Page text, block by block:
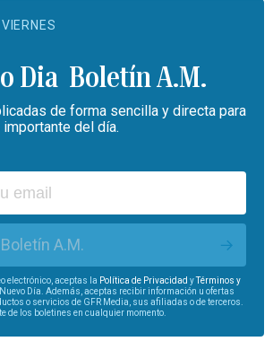
Boletín A.M.
de forma sencilla y directa para
del día.
A.M.
electrónico, aceptas la Política de Privacidad y
Términos y
Día. Además, aceptas recibir información u ofertas
o servicios de GFR Media, sus afiliadas o de terceros.
de los boletines en cualquier momento.